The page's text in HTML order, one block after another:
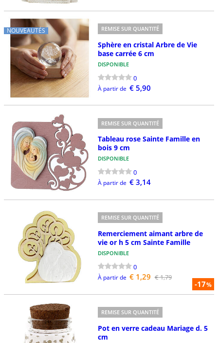
NOUVEAUTÉS REMISE SUR QUANTITÉ
Sphère en cristal Arbre de Vie
base carrée 6 cm
DISPONIBLE
0
À partir de € 5,90
REMISE SUR QUANTITÉ
Tableau rose Sainte Famille en
bois 9 cm
DISPONIBLE
0
À partir de € 3,14
-17%
REMISE SUR QUANTITÉ
Remerciement aimant arbre de
vie or h 5 cm Sainte Famille
DISPONIBLE
0
À partir de € 1,29 € 1,79
REMISE SUR QUANTITÉ
Pot en verre cadeau Mariage d. 5
cm